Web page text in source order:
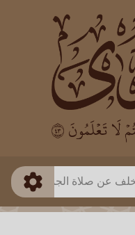
طريقة البحث
ذكي